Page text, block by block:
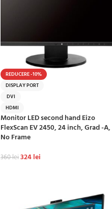
REDUCERE -10%
DISPLAY PORT
DVI
HDMI
Monitor LED second hand Eizo
FlexScan EV 2450, 24 inch, Grad -A,
No Frame
360lei324lei